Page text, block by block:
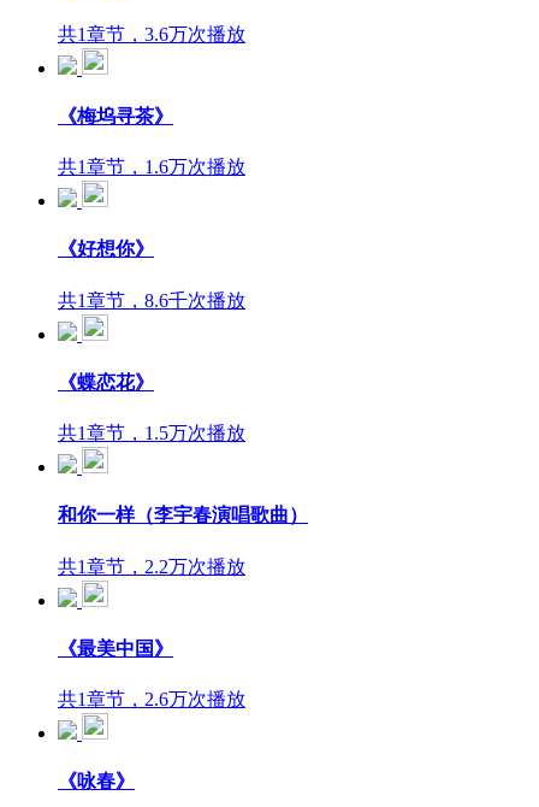
共1章节，3.6万次播放
《梅坞寻茶》
共1章节，1.6万次播放
《好想你》
共1章节，8.6千次播放
《蝶恋花》
共1章节，1.5万次播放
和你一样（李宇春演唱歌曲）
共1章节，2.2万次播放
《最美中国》
共1章节，2.6万次播放
《咏春》